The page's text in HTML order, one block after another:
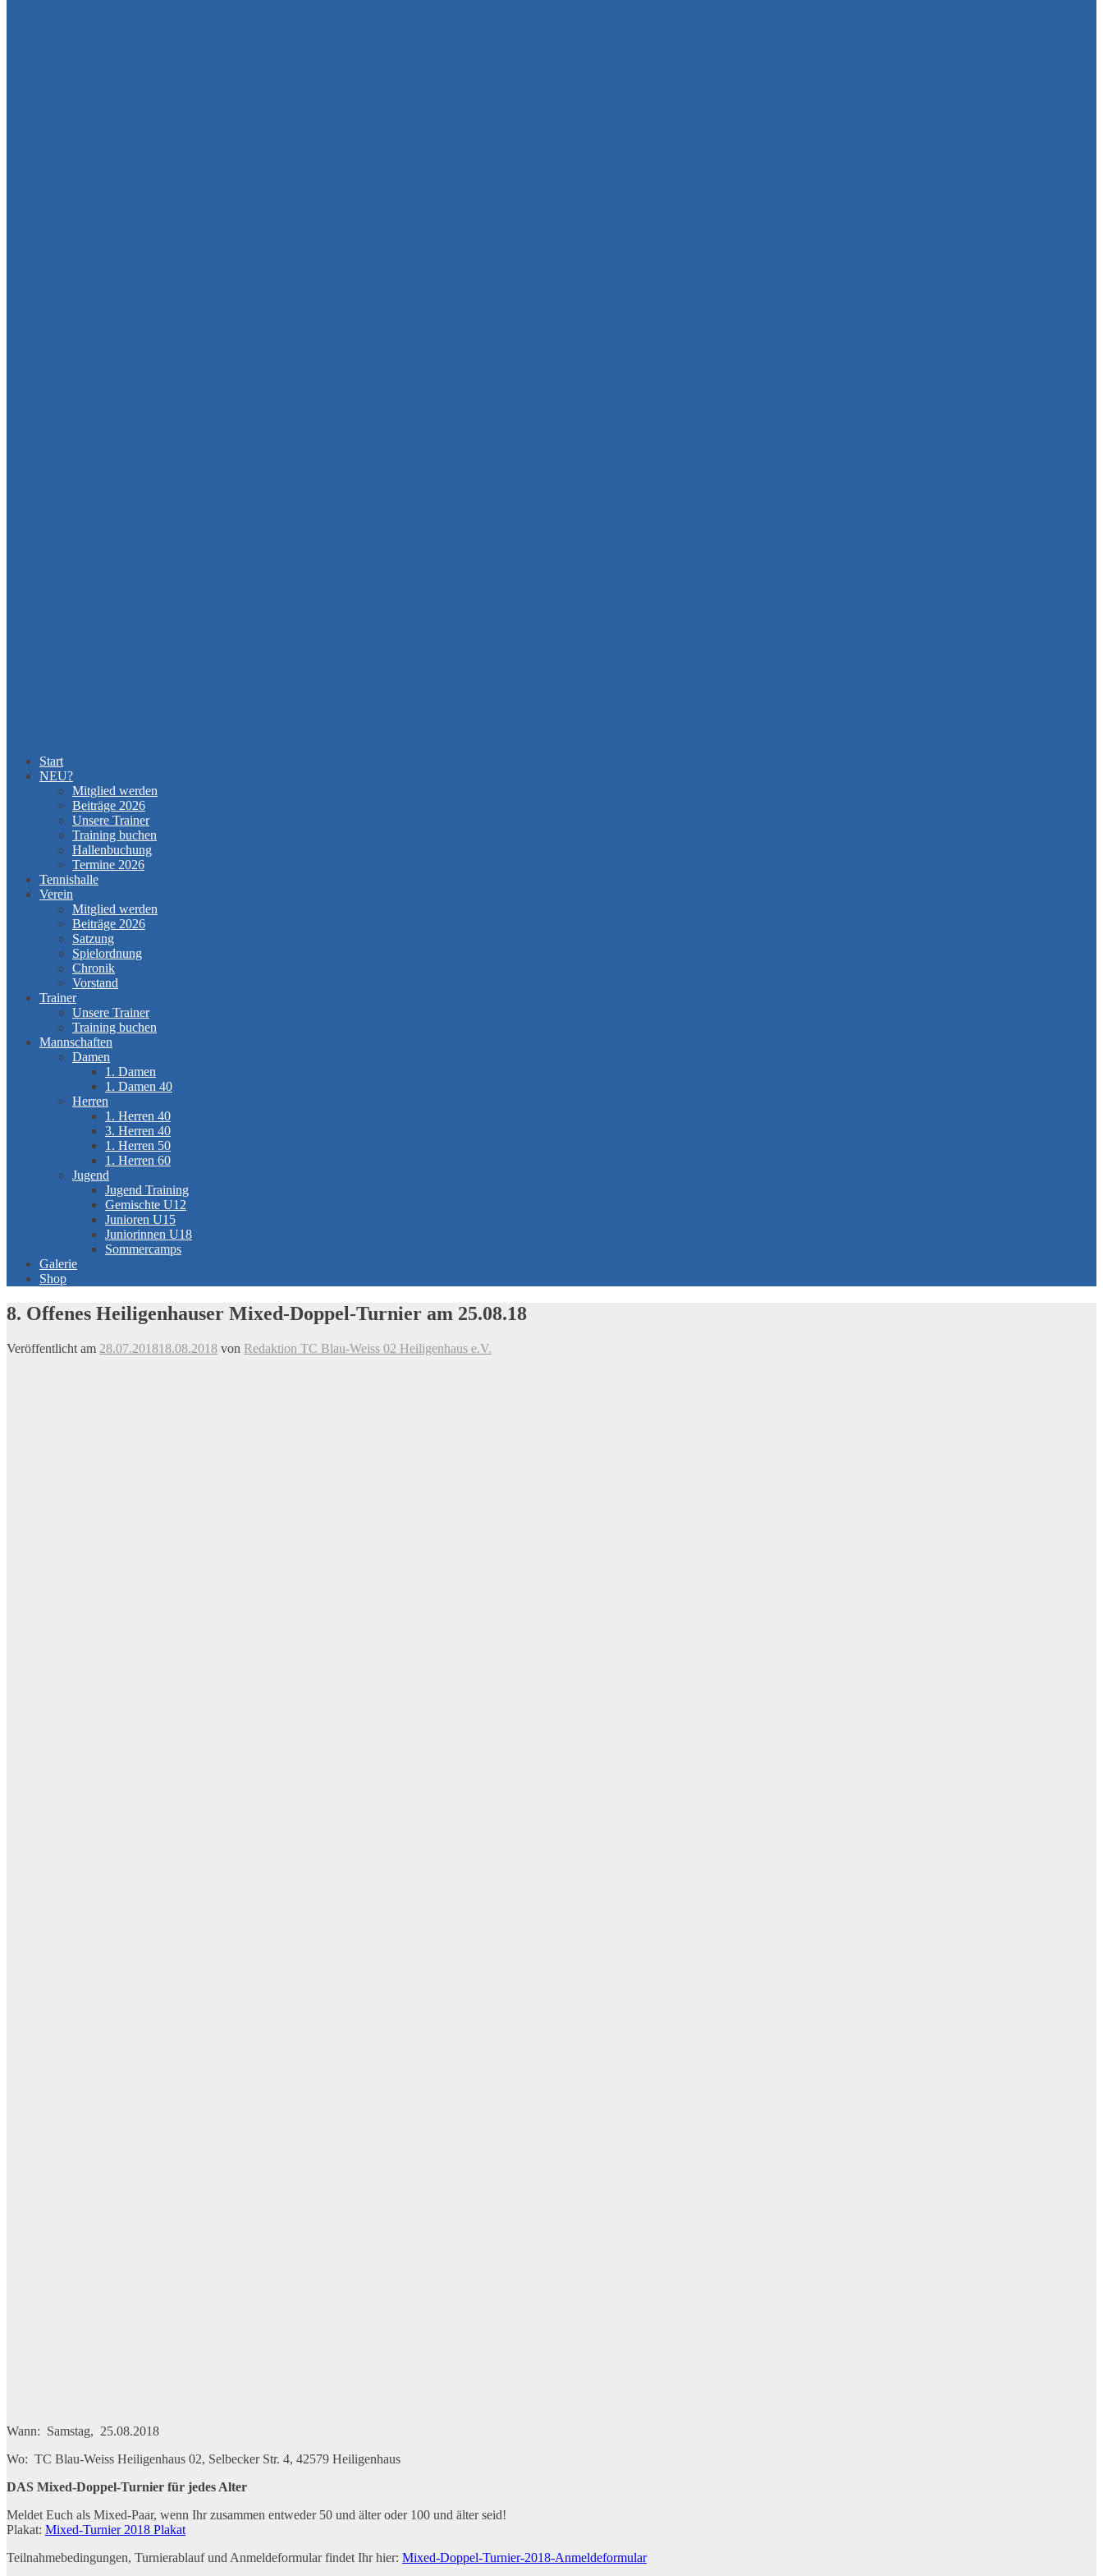
Start
NEU?
Mitglied werden
Beiträge 2026
Unsere Trainer
Training buchen
Hallenbuchung
Termine 2026
Tennishalle
Verein
Mitglied werden
Beiträge 2026
Satzung
Spielordnung
Chronik
Vorstand
Trainer
Unsere Trainer
Training buchen
Mannschaften
Damen
1. Damen
1. Damen 40
Herren
1. Herren 40
3. Herren 40
1. Herren 50
1. Herren 60
Jugend
Jugend Training
Gemischte U12
Junioren U15
Juniorinnen U18
Sommercamps
Galerie
Shop
8. Offenes Heiligenhauser Mixed-Doppel-Turnier am 25.08.18
Veröffentlicht am 28.07.201818.08.2018 von Redaktion TC Blau-Weiss 02 Heiligenhaus e.V.
Wann: Samstag, 25.08.2018
Wo: TC Blau-Weiss Heiligenhaus 02, Selbecker Str. 4, 42579 Heiligenhaus
DAS Mixed-Doppel-Turnier für jedes Alter
Meldet Euch als Mixed-Paar, wenn Ihr zusammen entweder 50 und älter oder 100 und älter seid!
Plakat: Mixed-Turnier 2018 Plakat
Teilnahmebedingungen, Turnierablauf und Anmeldeformular findet Ihr hier: Mixed-Doppel-Turnier-2018-Anmeldeformular